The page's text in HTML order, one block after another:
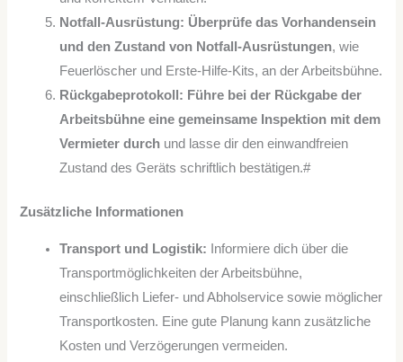
Notfall-Ausrüstung: Überprüfe das Vorhandensein
und den Zustand von Notfall-Ausrüstungen, wie
Feuerlöscher und Erste-Hilfe-Kits, an der Arbeitsbühne.
Rückgabeprotokoll: Führe bei der Rückgabe der
Arbeitsbühne eine gemeinsame Inspektion mit dem
Vermieter durch und lasse dir den einwandfreien
Zustand des Geräts schriftlich bestätigen.#
Zusätzliche Informationen
Transport und Logistik: Informiere dich über die
Transportmöglichkeiten der Arbeitsbühne,
einschließlich Liefer- und Abholservice sowie möglicher
Transportkosten. Eine gute Planung kann zusätzliche
Kosten und Verzögerungen vermeiden.